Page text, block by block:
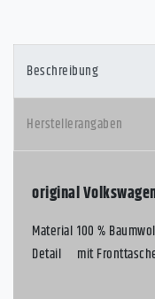
Beschreibung
Herstellerangaben
original
Material 100 %
Detail
mit